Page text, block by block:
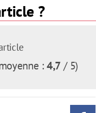
?
:4,7 / 5)